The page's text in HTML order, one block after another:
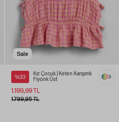
Sale
%33
Kız Çocuk | Keten Karışımlı
Fiyonk Üst
1.199,99 TL
3
1.799,95 TL